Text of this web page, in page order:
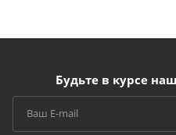
Будьте в курсе